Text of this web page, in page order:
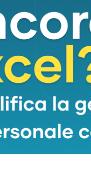
la rimozione dei
l’ora e la dinamica, non